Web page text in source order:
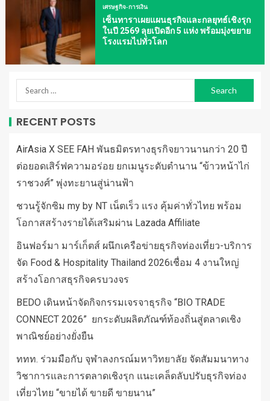
เศรษฐกิจ-การเงิน
เซ็นทาราเผยแผนธุรกิจและกลยุทธ์เชิงรุก
ในปี 2569 ลุยเปิดอีก 5 แห่ง พร้อมมุ่งขยาย
โรงแรมไปทั่วโลก
RECENT POSTS
AirAsia X SEE FAH พันธมิตรทางธุรกิจยาวนานกว่า 20 ปี
ต่อยอดเสิร์ฟความอร่อย ยกเมนูระดับตำนาน “ข้าวหน้าไก่
ราชวงศ์” พุ่งทะยานสู่น่านฟ้า
ชวนรู้จักซิม my by NT เน็ตเร็ว แรง คุ้มค่าทั่วไทย พร้อม
โอกาสสร้างรายได้เสริมผ่าน Lazada Affiliate
อินฟอร์มา มาร์เก็ตส์ ผนึกเครือข่ายธุรกิจท่องเที่ยว-บริการ
จัด Food & Hospitality Thailand 2026เชื่อม 4 งานใหญ่
สร้างโอกาสธุรกิจครบวงจร
BEDO เดินหน้าจัดกิจกรรมเจรจาธุรกิจ “BIO TRADE
CONNECT 2026” ยกระดับผลิตภัณฑ์ท้องถิ่นสู่ตลาดเชิง
พาณิชย์อย่างยั่งยืน
ททท. ร่วมมือกับ จุฬาลงกรณ์มหาวิทยาลัย จัดสัมมนาทาง
วิชาการและการตลาดเชิงรุก แนะเคล็ดลับปรับธุรกิจท่อง
เที่ยวไทย “ขายได้ ขายดี ขายนาน”